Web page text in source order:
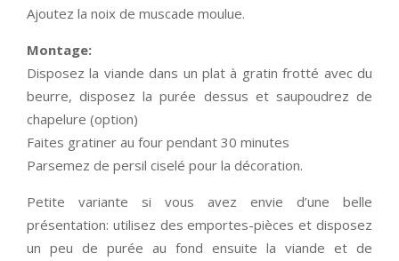
Ajoutez la noix de muscade moulue.
Montage:
Disposez la viande dans un plat à gratin frotté avec du
beurre, disposez la purée dessus et saupoudrez de
chapelure (option)
Faites gratiner au four pendant 30 minutes
Parsemez de persil ciselé pour la décoration.
Petite variante si vous avez envie d’une belle
présentation: utilisez des emportes-pièces et disposez
un peu de purée au fond ensuite la viande et de